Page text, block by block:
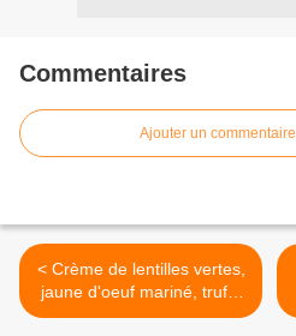
Commentaires
Ajouter un commentaire
< Crème de lentilles vertes,
jaune d'oeuf mariné, truffe
noire